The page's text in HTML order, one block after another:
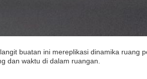
buatan ini mereplikasi dinamika
dan waktu di dalam ruangan.